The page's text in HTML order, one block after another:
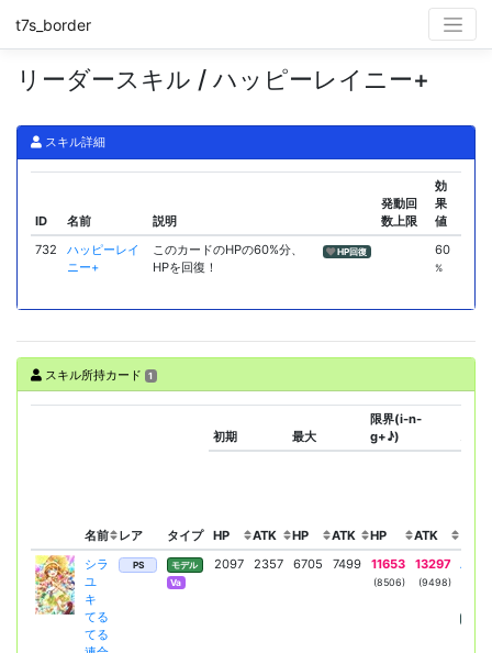
t7s_border
リーダースキル / ハッピーレイニー+
スキル詳細
ID 名前 説明
発動回
数上限
効
果
値
732
ハッピーレイ
ニー+
このカードのHPの60%分、
HPを回復！
HP回復 60
%
スキル所持カード 1
名前 レア タイプ
初期 最大
限界(i-n-
g+♪)
スキ
HP ATK HP ATK HP ATK
シラ
ユ
キ
てる
てる
PS
モデル
Va
2097 2357 6705 7499 11653
(8506)
13297
(9498)
ハッ